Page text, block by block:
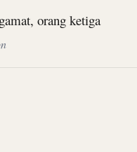
orang ketiga